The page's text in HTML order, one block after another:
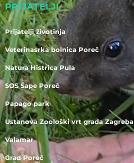
PRIJATELJI
Prijatelji životinja
Veterinasrka bolnica Poreč
Natura Histrica Pula
SOS Šape Poreč
Papago park
Ustanova Zoološki vrt grada Zagreba
Valamar
Grad Poreč